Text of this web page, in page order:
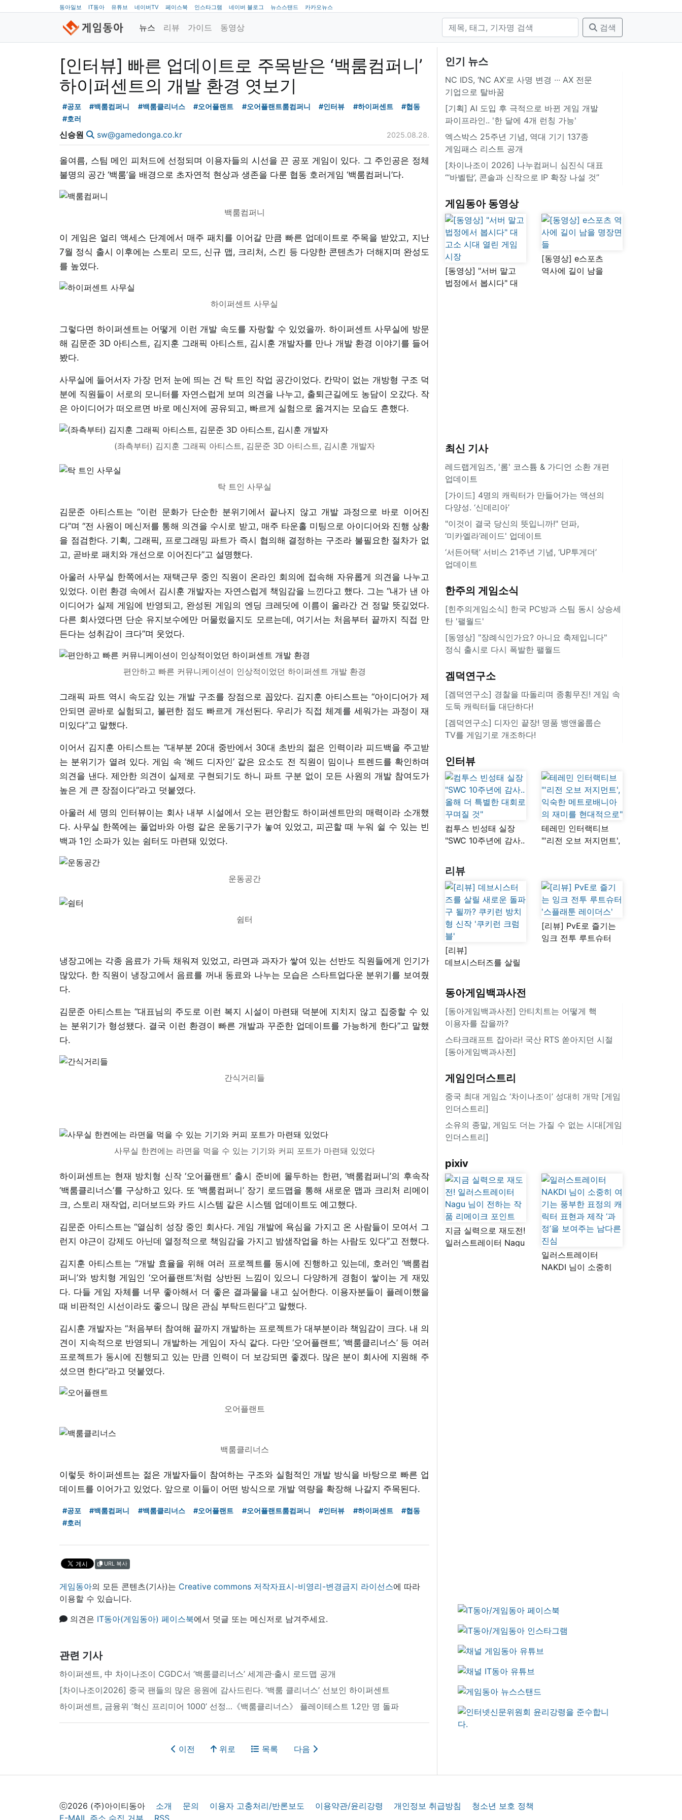
동아일보 IT동아 유튜브 네이버TV 페이스북 인스타그램 네이버 블로그 뉴스스탠드 카카오뉴스
뉴스 리뷰 가이드 동영상 검색
[인터뷰] 빠른 업데이트로 주목받은 ‘백룸컴퍼니’
하이퍼센트의 개발 환경 엿보기
#공포 #백룸컴퍼니 #백룸클리너스 #오어플랜트 #오어플랜트룸컴퍼니 #인터뷰 #하이퍼센트
#협동
#호러
신승원 sw@gamedonga.co.kr 2025.08.28.
올여름, 스팀 메인 피처드에 선정되며 이용자들의 시선을 끈 공포 게임이 있다. 그 주인공은 정체
불명의 공간 ‘백룸’을 배경으로 초자연적 현상과 생존을 다룬 협동 호러게임 ‘백룸컴퍼니’다.
백룸컴퍼니
이 게임은 얼리 액세스 단계에서 매주 패치를 이어갈 만큼 빠른 업데이트로 주목을 받았고, 지난
7월 정식 출시 이후에는 스토리 모드, 신규 맵, 크리처, 스킨 등 다양한 콘텐츠가 더해지며 완성도
를 높였다.
하이퍼센트 사무실
그렇다면 하이퍼센트는 어떻게 이런 개발 속도를 자랑할 수 있었을까. 하이퍼센트 사무실에 방문
해 김문준 3D 아티스트, 김지훈 그래픽 아티스트, 김시훈 개발자를 만나 개발 환경 이야기를 들어
봤다.
사무실에 들어서자 가장 먼저 눈에 띄는 건 탁 트인 작업 공간이었다. 칸막이 없는 개방형 구조 덕
분에 직원들이 서로의 모니터를 자연스럽게 보며 의견을 나누고, 출퇴근길에도 농담이 오갔다. 작
은 아이디어가 떠오르면 바로 메신저에 공유되고, 빠르게 실험으로 옮겨지는 모습도 흔했다.
(좌측부터) 김지훈 그래픽 아티스트, 김문준 3D 아티스트, 김시훈 개발자
탁 트인 사무실
김문준 아티스트는 “이런 문화가 단순한 분위기에서 끝나지 않고 개발 과정으로 바로 이어진
다”며 “전 사원이 메신저를 통해 의견을 수시로 받고, 매주 타운홀 미팅으로 아이디어와 진행 상황
을 점검한다. 기획, 그래픽, 프로그래밍 파트가 즉시 협의해 결정하는 구조라 불필요한 절차가 없
고, 곧바로 패치와 개선으로 이어진다”고 설명했다.
아울러 사무실 한쪽에서는 재택근무 중인 직원이 온라인 회의에 접속해 자유롭게 의견을 나누고
있었다. 이런 환경 속에서 김시훈 개발자는 자연스럽게 책임감을 느낀다고 했다. 그는 “내가 낸 아
이디어가 실제 게임에 반영되고, 완성된 게임의 엔딩 크레딧에 이름이 올라간 건 정말 뜻깊었다.
다른 회사였다면 단순 유지보수에만 머물렀을지도 모르는데, 여기서는 처음부터 끝까지 직접 만
든다는 성취감이 크다”며 웃었다.
편안하고 빠른 커뮤니케이션이 인상적이었던 하이퍼센트 개발 환경
그래픽 파트 역시 속도감 있는 개발 구조를 장점으로 꼽았다. 김지훈 아티스트는 “아이디어가 제
안되면 곧바로 실험되고, 불편한 점도 빠르게 개선된다. 우리가 직접 체계를 세워가는 과정이 재
미있다”고 말했다.
이어서 김지훈 아티스트는 “대부분 20대 중반에서 30대 초반의 젊은 인력이라 피드백을 주고받
는 분위기가 열려 있다. 게임 속 ‘헤드 디자인’ 같은 요소도 전 직원이 밈이나 트렌드를 확인하며
의견을 낸다. 제안한 의견이 실제로 구현되기도 하니 파트 구분 없이 모든 사원의 개발 참여도가
높은 게 큰 장점이다”라고 덧붙였다.
아울러 세 명의 인터뷰이는 회사 내부 시설에서 오는 편안함도 하이퍼센트만의 매력이라 소개했
다. 사무실 한쪽에는 풀업바와 아령 같은 운동기구가 놓여 있었고, 피곤할 때 누워 쉴 수 있는 빈
백과 1인 소파가 있는 쉼터도 마련돼 있었다.
운동공간
쉼터
냉장고에는 각종 음료가 가득 채워져 있었고, 라면과 과자가 쌓여 있는 선반도 직원들에게 인기가
많았다. 한 직원이 냉장고에서 음료를 꺼내 동료와 나누는 모습은 스타트업다운 분위기를 보여줬
다.
김문준 아티스트는 “대표님의 주도로 이런 복지 시설이 마련돼 덕분에 지치지 않고 집중할 수 있
는 분위기가 형성됐다. 결국 이런 환경이 빠른 개발과 꾸준한 업데이트를 가능하게 한다”고 말했
다.
간식거리들
사무실 한켠에는 라면을 먹을 수 있는 기기와 커피 포트가 마련돼 있었다
하이퍼센트는 현재 방치형 신작 ‘오어플랜트’ 출시 준비에 몰두하는 한편, ‘백룸컴퍼니’의 후속작
‘백룸클리너스’를 구상하고 있다. 또 ‘백룸컴퍼니’ 장기 로드맵을 통해 새로운 맵과 크리처 리메이
크, 스토리 재작업, 리더보드와 카드 시스템 같은 시스템 업데이트도 예고했다.
김문준 아티스트는 “열심히 성장 중인 회사다. 게임 개발에 욕심을 가지고 온 사람들이 모여서 그
런지 야근이 강제도 아닌데 열정적으로 책임감을 가지고 밤샘작업을 하는 사람도 있다”고 전했다.
김지훈 아티스트는 “개발 효율을 위해 여러 프로젝트를 동시에 진행하고 있는데, 호러인 ‘백룸컴
퍼니’와 방치형 게임인 ‘오어플랜트’처럼 상반된 느낌이 있으니 다양하게 경험이 쌓이는 게 재밌
다. 다들 게임 자체를 너무 좋아해서 더 좋은 결과물을 내고 싶어한다. 이용자분들이 플레이했을
때 비판적인 시선이라도 좋으니 많은 관심 부탁드린다”고 말했다.
김시훈 개발자는 “처음부터 참여해 끝까지 개발하는 프로젝트가 대부분이라 책임감이 크다. 내 의
견이 지속적으로 반영되니 개발하는 게임이 자식 같다. 다만 ‘오어플랜트’, ‘백룸클리너스’ 등 여러
프로젝트가 동시에 진행되고 있는 만큼 인력이 더 보강되면 좋겠다. 많은 분이 회사에 지원해 주
셨으면 한다”라고 덧붙였다.
오어플랜트
백룸클리너스
이렇듯 하이퍼센트는 젊은 개발자들이 참여하는 구조와 실험적인 개발 방식을 바탕으로 빠른 업
데이트를 이어가고 있었다. 앞으로 이들이 어떤 방식으로 개발 역량을 확장해 나갈지 주목된다.
#공포 #백룸컴퍼니 #백룸클리너스 #오어플랜트 #오어플랜트룸컴퍼니 #인터뷰 #하이퍼센트
#협동
#호러
URL 복사
게임동아의 모든 콘텐츠(기사)는 Creative commons 저작자표시-비영리-변경금지 라이선스에 따라
이용할 수 있습니다.
의견은 IT동아(게임동아) 페이스북에서 덧글 또는 메신저로 남겨주세요.
관련 기사
하이퍼센트, 中 차이나조이 CGDC서 ‘백룸클리너스’ 세계관·출시 로드맵 공개
[차이나조이2026] 중국 팬들의 많은 응원에 감사드린다. ‘백룸 클리너스’ 선보인 하이퍼센트
하이퍼센트, 금융위 ‘혁신 프리미어 1000’ 선정…《백룸클리너스》 플레이테스트 1.2만 명 돌파
이전 위로 목록 다음
인기 뉴스
NC IDS, ‘NC AX’로 사명 변경 ∙∙∙ AX 전문
기업으로 탈바꿈
[기획] AI 도입 후 극적으로 바뀐 게임 개발
파이프라인.. '한 달에 4개 런칭 가능'
엑스박스 25주년 기념, 역대 기기 137종
게임패스 리스트 공개
[차이나조이 2026] 나누컴퍼니 심진식 대표
“‘바벨탑’, 콘솔과 신작으로 IP 확장 나설 것”
게임동아 동영상
[동영상] "서버 말고
법정에서 봅시다" 대
[동영상] e스포츠
역사에 길이 남을
최신 기사
레드랩게임즈, '롬' 코스튬 & 가디언 소환 개편
업데이트
[가이드] 4명의 캐릭터가 만들어가는 액션의
다양성. ‘신데리아’
"이것이 결국 당신의 뜻입니까!" 던파,
‘미카엘라’레이드' 업데이트
‘서든어택’ 서비스 21주년 기념, ‘UP투게더’
업데이트
한주의 게임소식
[힌주의게임소식] 한국 PC방과 스팀 동시 상승세
탄 '팰월드'
[동영상] "장례식인가요? 아니요 축제입니다"
정식 출시로 다시 폭발한 팰월드
겜덕연구소
[겜덕연구소] 경찰을 따돌리며 종횡무진! 게임 속
도둑 캐릭터들 대단하다!
[겜덕연구소] 디자인 끝장! 명품 뱅앤올룹슨
TV를 게임기로 개조하다!
인터뷰
컴투스 빈성태 실장
"SWC 10주년에 감사..
꾸며질 것"
테레민 인터랙티브
"'리전 오브 저지먼트',
리뷰
[리뷰]
데브시스터즈를 살릴
쿠키런 방치형 신작
'쿠키런 크럼블'
[리뷰] PvE로 즐기는
잉크 전투 루트슈터
동아게임백과사전
[동아게임백과사전] 안티치트는 어떻게 핵
이용자를 잡을까?
스타크래프트 잡아라! 국산 RTS 쏟아지던 시절
[동아게임백과사전]
게임인더스트리
중국 최대 게임쇼 ‘차이나조이’ 성대히 개막 [게임
인더스트리]
소유의 종말, 게임도 더는 가질 수 없는 시대[게임
인더스트리]
pixiv
지금 실력으로 재도전!
일러스트레이터 Nagu
일러스트레이터
NAKDI 님이 소중히
ⓒ2026 (주)아이티동아 소개 문의 이용자 고충처리/반론보도 이용약관/윤리강령 개인정보 취급방침
청소년 보호 정책
E-MAIL 주소 수집 거부
RSS